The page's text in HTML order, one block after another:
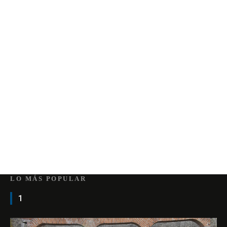
LO MÁS POPULAR
1